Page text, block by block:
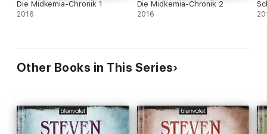
Die Midkemia-Chronik 1
2016
Die Midkemia-Chronik 2
2016
Other Books in This Series